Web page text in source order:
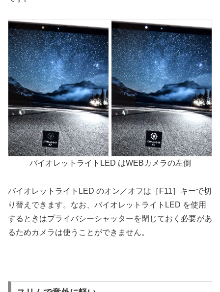
バイオレットライトLED はWEBカメラの左側
バイオレットライトLED のオン／オフは［F11］キーで切
り替えできます。なお、バイオレットライトLED を使用
するときはプライバシーシャッターを閉じておく必要があ
るためカメラは使うことができません。